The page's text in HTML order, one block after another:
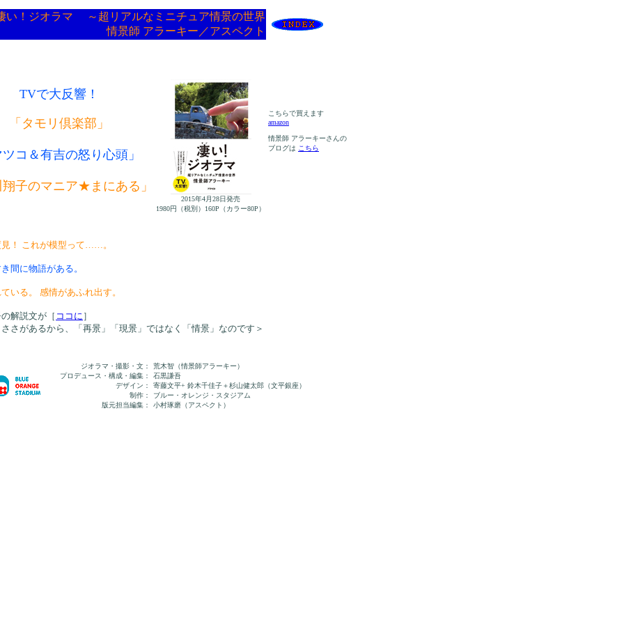
い！ジオラマ ～超リアルなミニチュア情景の世界
情景師 アラーキー／アスペクト
TVで大反響！
「タモリ倶楽部」
ツコ＆有吉の怒り心頭」
翔子のマニア★まにある」
2015年4月28日発売
1980円（税別）160P（カラー80P）
こちらで買えます
amazon
情景師 アラーキーさんの
ブログは こちら
！ これが模型って……。
間に物語がある。
いる。 感情があふれ出す。
解説文が［ ココに ］
ささがあるから、「再景」「現景」ではなく「情景」なのです＞
ジオラマ・撮影・文：
プロデュース・構成・編集：
デザイン：
制作：
版元担当編集：
荒木智（情景師アラーキー）
石黒謙吾
寄藤文平+ 鈴木千佳子＋杉山健太郎（文平銀座）
ブルー・オレンジ・スタジアム
小村琢磨（アスペクト）